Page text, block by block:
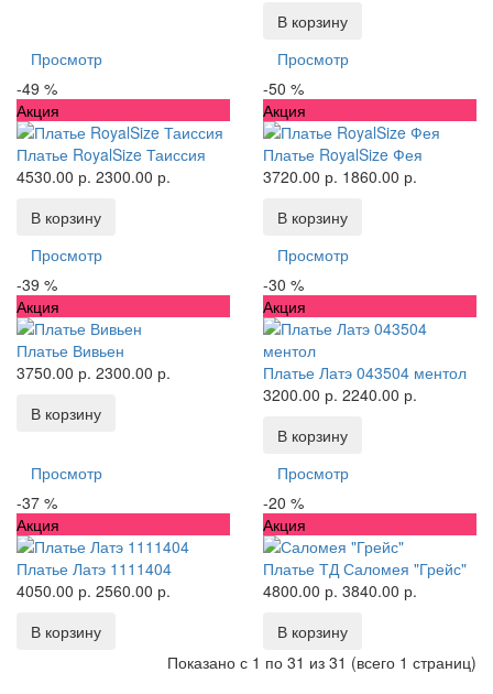
В корзину
Просмотр
-49 %
Акция
Платье RoyalSize Таиссия
4530.00 р. 2300.00 р.
В корзину
Просмотр
-50 %
Акция
Платье RoyalSize Фея
3720.00 р. 1860.00 р.
В корзину
Просмотр
-39 %
Акция
Платье Вивьен
3750.00 р. 2300.00 р.
В корзину
Просмотр
-30 %
Акция
Платье Латэ 043504 ментол
3200.00 р. 2240.00 р.
В корзину
Просмотр
-37 %
Акция
Платье Латэ 1111404
4050.00 р. 2560.00 р.
В корзину
Просмотр
-20 %
Акция
Платье ТД Саломея "Грейс"
4800.00 р. 3840.00 р.
В корзину
Показано с 1 по 31 из 31 (всего 1 страниц)